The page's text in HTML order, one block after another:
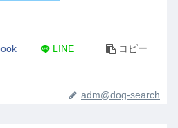
LINE コピー
adm@dog-search